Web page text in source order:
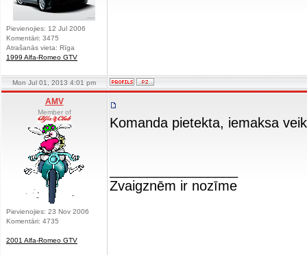
Pievienojies: 12 Jul 2006
Komentāri: 3475
Atrašanās vieta: Rīga
1999 Alfa-Romeo GTV
Mon Jul 01, 2013 4:01 pm
AMV
Member of
Pievienojies: 23 Nov 2006
Komentāri: 4735
2001 Alfa-Romeo GTV
Komanda pietekta, iemaksa
Zvaigznēm ir nozīme